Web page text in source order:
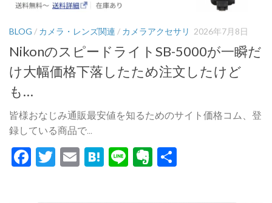
BLOG / カメラ・レンズ関連 / カメラアクセサリ 2026年7月8日
NikonのスピードライトSB-5000が一瞬だ
け大幅価格下落したため注文したけど
も…
皆様おなじみ通販最安値を知るためのサイト価格コム、登
録している商品で...
Facebook
Twitter
EmailHatena
LineEvernote